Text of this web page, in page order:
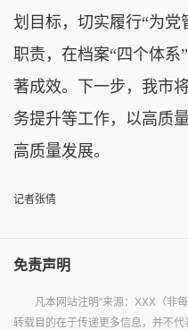
划目标，切实履行“为党
职责，在档案“四个体系
著成效。下一步，我市
务提升等工作，以高质
高质量发展。
记者张倩
免责声明
凡本网站注明"来源：XXX（非
转载目的在于传递更多信息，并不代